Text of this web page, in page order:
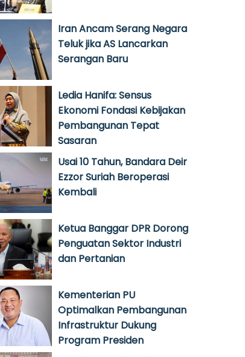
Iran Ancam Serang Negara
Teluk jika AS Lancarkan
Serangan Baru
Ledia Hanifa: Sensus
Ekonomi Fondasi Kebijakan
Pembangunan Tepat
Sasaran
Usai 10 Tahun, Bandara Deir
Ezzor Suriah Beroperasi
Kembali
Ketua Banggar DPR Dorong
Penguatan Sektor Industri
dan Pertanian
Kementerian PU
Optimalkan Pembangunan
Infrastruktur Dukung
Program Presiden